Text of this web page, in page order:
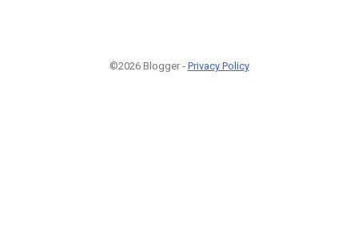
©2026 Blogger - Privacy Policy